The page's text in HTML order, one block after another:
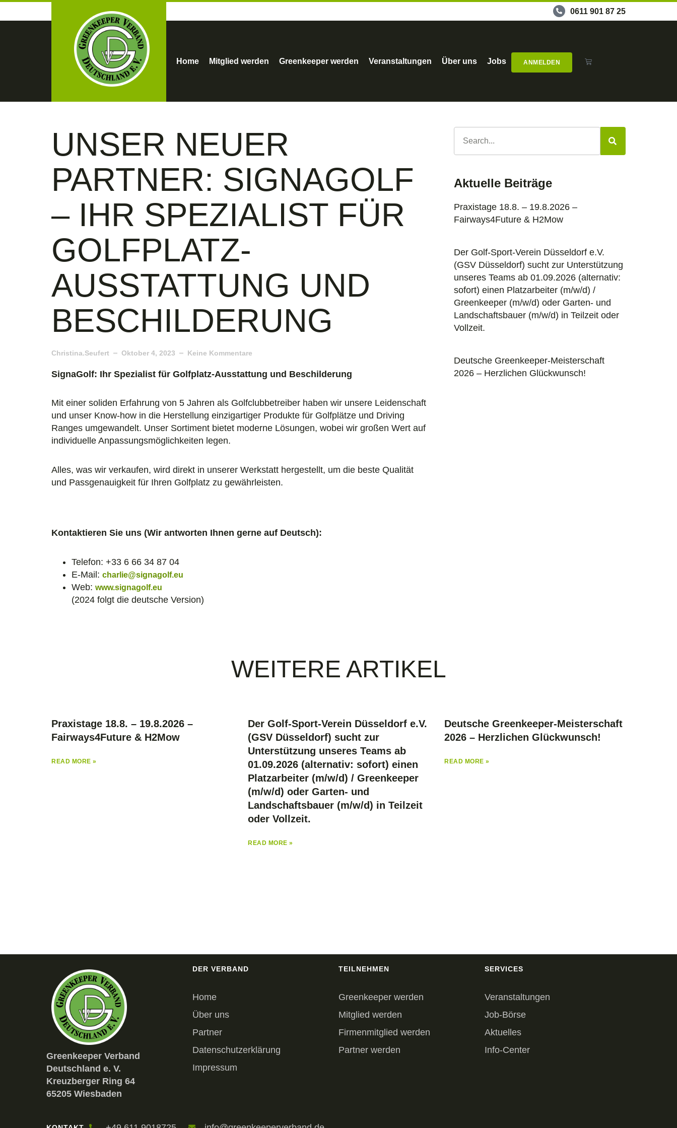
0611 901 87 25
Home Mitglied werden Greenkeeper werden Veranstaltungen Über uns Jobs ANMELDEN
UNSER NEUER
PARTNER: SIGNAGOLF
– IHR SPEZIALIST FÜR
GOLFPLATZ-
AUSSTATTUNG UND
BESCHILDERUNG
Christina.seufert Oktober 4, 2023 Keine Kommentare
SignaGolf: Ihr Spezialist für Golfplatz-Ausstattung und Beschilderung
Mit einer soliden Erfahrung von 5 Jahren als Golfclubbetreiber haben wir unsere Leidenschaft
und unser Know-how in die Herstellung einzigartiger Produkte für Golfplätze und Driving
Ranges umgewandelt. Unser Sortiment bietet moderne Lösungen, wobei wir großen Wert auf
individuelle Anpassungsmöglichkeiten legen.
Alles, was wir verkaufen, wird direkt in unserer Werkstatt hergestellt, um die beste Qualität
und Passgenauigkeit für Ihren Golfplatz zu gewährleisten.
Kontaktieren Sie uns (Wir antworten Ihnen gerne auf Deutsch):
Telefon: +33 6 66 34 87 04
E-Mail: charlie@signagolf.eu
Web: www.signagolf.eu
(2024 folgt die deutsche Version)
Aktuelle Beiträge
Praxistage 18.8. – 19.8.2026 –
Fairways4Future & H2Mow
Der Golf-Sport-Verein Düsseldorf e.V.
(GSV Düsseldorf) sucht zur Unterstützung
unseres Teams ab 01.09.2026 (alternativ:
sofort) einen Platzarbeiter (m/w/d) /
Greenkeeper (m/w/d) oder Garten- und
Landschaftsbauer (m/w/d) in Teilzeit oder
Vollzeit.
Deutsche Greenkeeper-Meisterschaft
2026 – Herzlichen Glückwunsch!
WEITERE ARTIKEL
Praxistage 18.8. – 19.8.2026 –
Fairways4Future & H2Mow
READ MORE »
Der Golf-Sport-Verein Düsseldorf e.V.
(GSV Düsseldorf) sucht zur
Unterstützung unseres Teams ab
01.09.2026 (alternativ: sofort) einen
Platzarbeiter (m/w/d) / Greenkeeper
(m/w/d) oder Garten- und
Landschaftsbauer (m/w/d) in Teilzeit
oder Vollzeit.
READ MORE »
Deutsche Greenkeeper-Meisterschaft
2026 – Herzlichen Glückwunsch!
READ MORE »
Greenkeeper Verband
Deutschland e. V.
Kreuzberger Ring 64
65205 Wiesbaden
DER VERBAND
Home
Über uns
Partner
Datenschutzerklärung
Impressum
TEILNEHMEN
Greenkeeper werden
Mitglied werden
Firmenmitglied werden
Partner werden
SERVICES
Veranstaltungen
Job-Börse
Aktuelles
Info-Center